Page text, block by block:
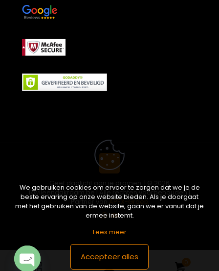
Geef daglicht aan je dromen. | © 2026
ikwileendakraam.be | Alle rechten voorbehouden |
Partner vanAPEX-Groep
0
We gebruiken cookies om ervoor te zorgen dat we je de
beste ervaring op onze website bieden. Als je doorgaat
met het gebruiken van de website, gaan we er vanuit dat je
ermee instemt.
Lees meer
Accepteer alles